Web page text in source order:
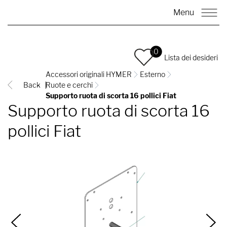
Menu
0
Lista dei desideri
Back
Accessori originali HYMER
Esterno
Ruote e cerchi
Supporto ruota di scorta 16 pollici Fiat
Supporto ruota di scorta 16
pollici Fiat